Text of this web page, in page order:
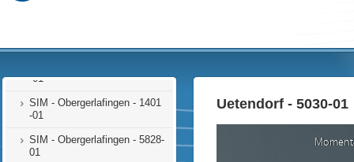
-01
SIM - Obergerlafingen - 1401
-01
SIM - Obergerlafingen - 5828-
01
Uetendorf - 5030-01